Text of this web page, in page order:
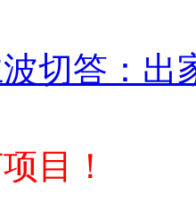
切答：出
目！